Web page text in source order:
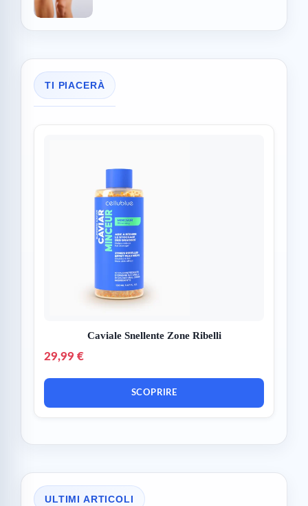
TI PIACERÀ
Caviale Snellente Zone Ribelli
29,99 €
SCOPRIRE
ULTIMI ARTICOLI